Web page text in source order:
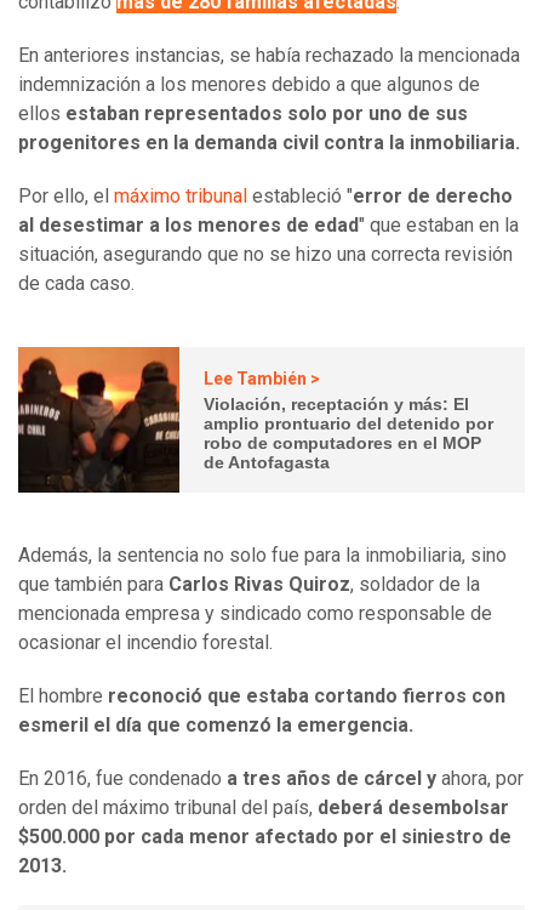
En anteriores instancias, se había rechazado la mencionada
indemnización a los menores debido a que algunos de
ellos estaban representados solo por uno de sus
progenitores en la demanda civil contra la inmobiliaria.
Por ello, el máximo tribunal estableció "error de derecho
al desestimar a los menores de edad" que estaban en la
situación, asegurando que no se hizo una correcta revisión
de cada caso.
Lee También >
Violación, receptación y más: El
amplio prontuario del detenido por
robo de computadores en el MOP
de Antofagasta
Además, la sentencia no solo fue para la inmobiliaria, sino
que también para Carlos Rivas Quiroz, soldador de la
mencionada empresa y sindicado como responsable de
ocasionar el incendio forestal.
El hombre reconoció que estaba cortando fierros con
esmeril el día que comenzó la emergencia.
En 2016, fue condenado a tres años de cárcel y ahora, por
orden del máximo tribunal del país, deberá desembolsar
$500.000 por cada menor afectado por el siniestro de
2013.